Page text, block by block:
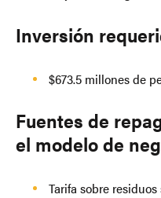
Inversión
$673.5 millones de
Fuentes de
el modelo de
Tarifa sobre